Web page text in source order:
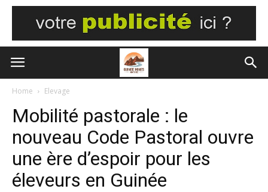
Home Elevage
Mobilité pastorale : le
nouveau Code Pastoral ouvre
une ère d’espoir pour les
éleveurs en Guinée